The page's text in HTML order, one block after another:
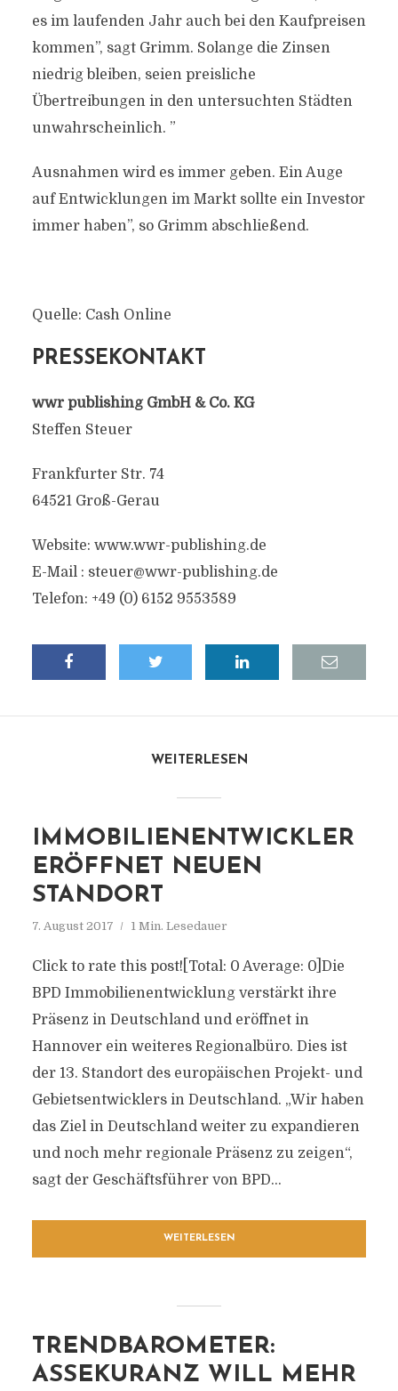
es im laufenden Jahr auch bei den Kaufpreisen
kommen”, sagt Grimm. Solange die Zinsen
niedrig bleiben, seien preisliche
Übertreibungen in den untersuchten Städten
unwahrscheinlich. ”
Ausnahmen wird es immer geben. Ein Auge
auf Entwicklungen im Markt sollte ein Investor
immer haben”, so Grimm abschließend.
Quelle: Cash Online
PRESSEKONTAKT
wwr publishing GmbH & Co. KG
Steffen Steuer
Frankfurter Str. 74
64521 Groß-Gerau
Website: www.wwr-publishing.de
E-Mail : steuer@wwr-publishing.de
Telefon: +49 (0) 6152 9553589
WEITERLESEN
IMMOBILIENENTWICKLER
ERÖFFNET NEUEN
STANDORT
7. August 2017 1 Min. Lesedauer
Click to rate this post![Total: 0 Average: 0]Die
BPD Immobilienentwicklung verstärkt ihre
Präsenz in Deutschland und eröffnet in
Hannover ein weiteres Regionalbüro. Dies ist
der 13. Standort des europäischen Projekt- und
Gebietsentwicklers in Deutschland. „Wir haben
das Ziel in Deutschland weiter zu expandieren
und noch mehr regionale Präsenz zu zeigen“,
sagt der Geschäftsführer von BPD...
WEITERLESEN
TRENDBAROMETER:
ASSEKURANZ WILL MEHR